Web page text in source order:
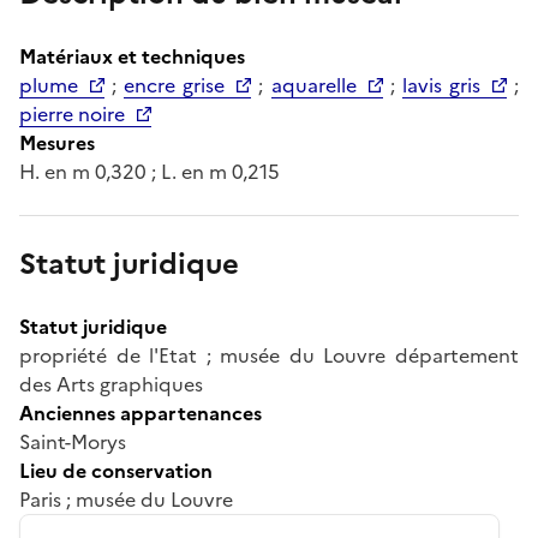
Matériaux et techniques
plume
;encre grise ; aquarelle ; lavis gris
;
pierre noire
Mesures
H. en m 0,320 ; L. en m 0,215
Statut juridique
Statut juridique
propriété de l'Etat ; musée du Louvre département
des Arts graphiques
Anciennes appartenances
Saint-Morys
Lieu de conservation
Paris ; musée du Louvre